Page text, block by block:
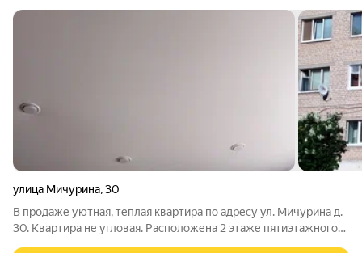
улица Мичурина,30
В продаже уютная, теплая квартира по адресу ул. Мичурина д.
30. Квартира не угловая. Расположена 2 этаже пятиэтажного